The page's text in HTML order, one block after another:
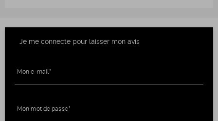
Je me connecte pour laisser mon avis
Mon e-mail
Mon mot de passe